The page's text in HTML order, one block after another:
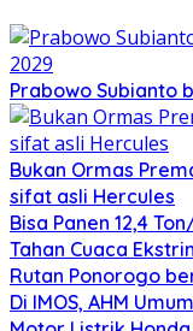
Prabowo Subianto
Bukan Ormas
sifat asli Hercules
Bisa Panen 12,4
Tahan Cuaca
Rutan Ponorogo
Di IMOS, AHM